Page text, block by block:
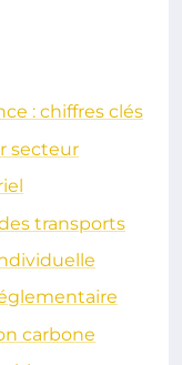
: chiffres clés
secteur
transports
carbone